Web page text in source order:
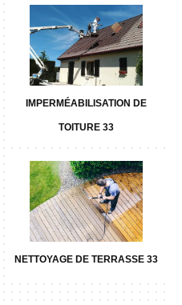
IMPERMÉABILISATION DE
TOITURE 33
NETTOYAGE DE TERRASSE 33